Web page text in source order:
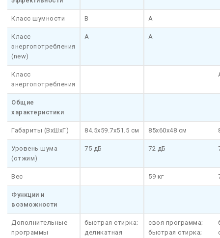
Класс шумности B A
Класс
энергопотребления
(new)
A A
Класс
энергопотребления
Общие
характеристики
Габариты (ВхШхГ) 84.5х59.7х51.5 см 85x60x48 см
Уровень шума
(отжим)
75 дБ 72 дБ
Вес 59 кг
Функции и
возможности
Дополнительные
программы
быстрая стирка;
деликатная
своя программа;
быстрая стирка;